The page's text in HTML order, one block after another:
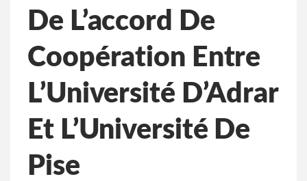
De L’accord De
Coopération Entre
L’Université D’Adrar
Et L’Université De
Pise